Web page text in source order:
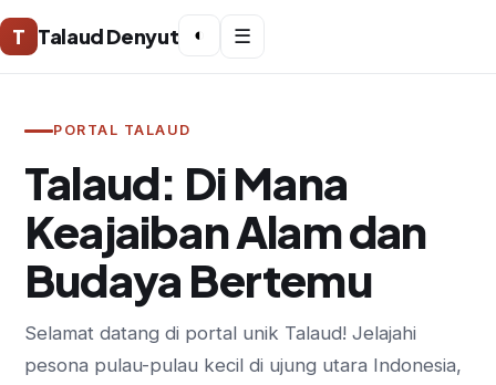
T Talaud Denyut ◐ ☰
PORTAL TALAUD
Talaud: Di Mana
Keajaiban Alam dan
Budaya Bertemu
Selamat datang di portal unik Talaud! Jelajahi
pesona pulau-pulau kecil di ujung utara Indonesia,